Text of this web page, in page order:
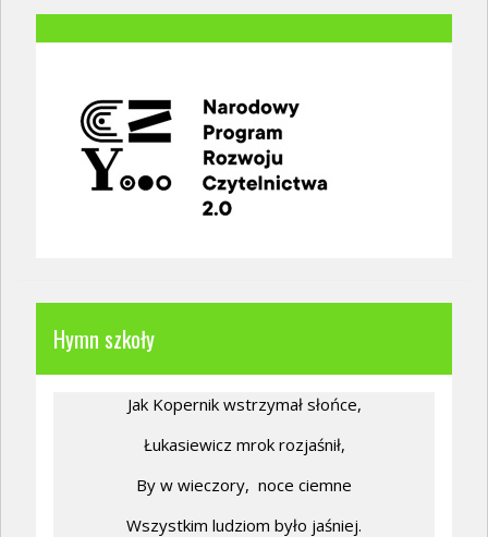
Hymn szkoły
Jak Kopernik wstrzymał słońce,
Łukasiewicz mrok rozjaśnił,
By w wieczory, noce ciemne
Wszystkim ludziom było jaśniej.